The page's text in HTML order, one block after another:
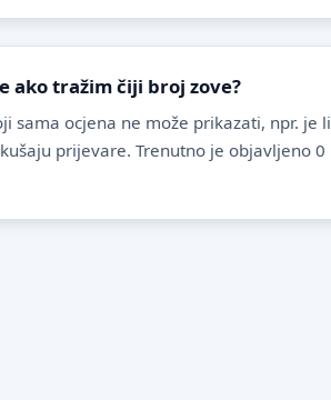
ako tražim čiji broj zove?
sama ocjena ne može prikazati, npr. je li
prijevare. Trenutno je objavljeno 0